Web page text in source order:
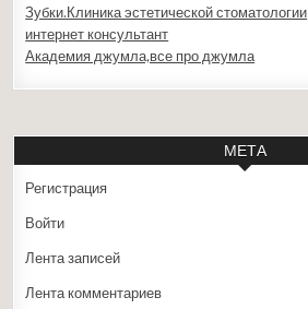
Зубки.Клиника эстетической стоматологии
интернет консультант
Академия джумла,все про джумла
МЕТА
Регистрация
Войти
Лента записей
Лента комментариев